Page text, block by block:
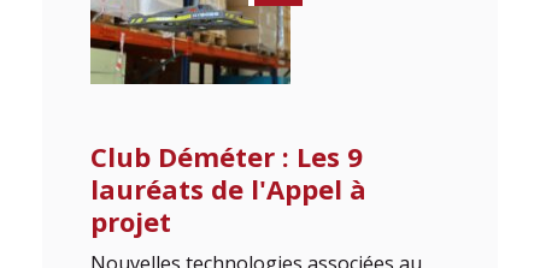
Club Déméter : Les 9
lauréats de l'Appel à
projet